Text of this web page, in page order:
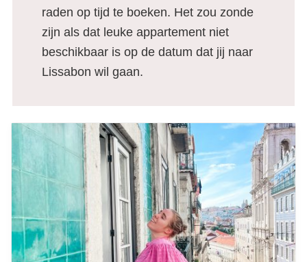
raden op tijd te boeken. Het zou zonde
zijn als dat leuke appartement niet
beschikbaar is op de datum dat jij naar
Lissabon wil gaan.